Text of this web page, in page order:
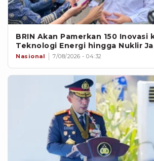
BRIN Akan Pamerkan 150 Inovasi
Teknologi Energi hingga Nuklir
Nasional 7/08/2026 - 04:32